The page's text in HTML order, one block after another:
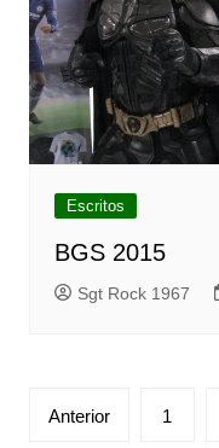
Escritos
BGS 2015
Sgt Rock 1967
Paginação
Anterior 1